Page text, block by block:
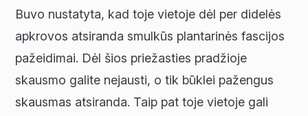
Buvo nustatyta, kad toje vietoje dėl per didelės
apkrovos atsiranda smulkūs plantarinės fascijos
pažeidimai. Dėl šios priežasties pradžioje
skausmo galite nejausti, o tik būklei pažengus
skausmas atsiranda. Taip pat toje vietoje gali